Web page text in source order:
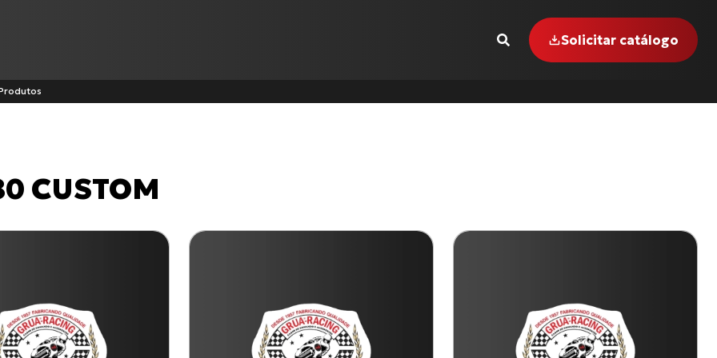
Cabo de Embreagem para S-1000 R (17 até 18)
Solicitar catálogo
CUSTOM